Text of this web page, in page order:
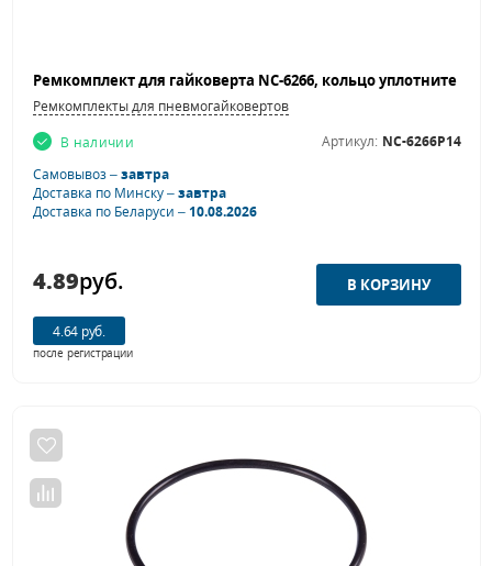
Ремкомплекты для пневмогайковертов
В наличии
Артикул: NC-6266P14
Самовывоз –завтра
Доставка по Минску –завтра
Доставка по Беларуси –10.08.2026
4.89руб.
4.64 руб.
после регистрации